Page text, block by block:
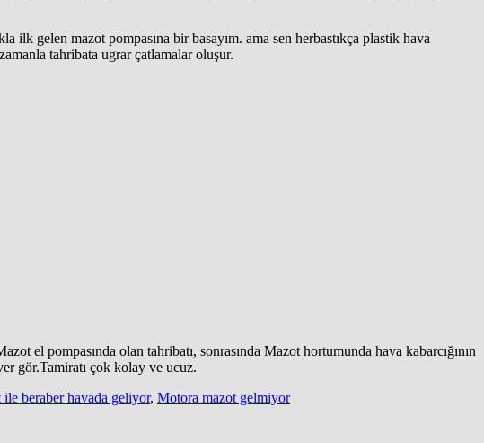
ilk gelen mazot pompasına bir basayım. ama sen herbastıkça plastik hava
tahribata ugrar çatlamalar oluşur.
el pompasında olan tahribatı, sonrasında Mazot hortumunda hava kabarcığının
gör.Tamiratı çok kolay ve ucuz.
ile beraber havada geliyor, Motora mazot gelmiyor